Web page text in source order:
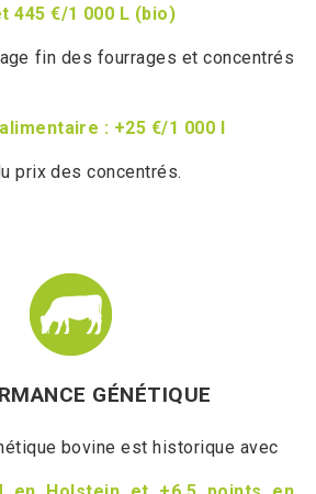
445 €/1 000 L (bio)
fin des fourrages et concentrés
: +25 €/1 000 l
prix des concentrés.
GÉNÉTIQUE
bovine est historique avec